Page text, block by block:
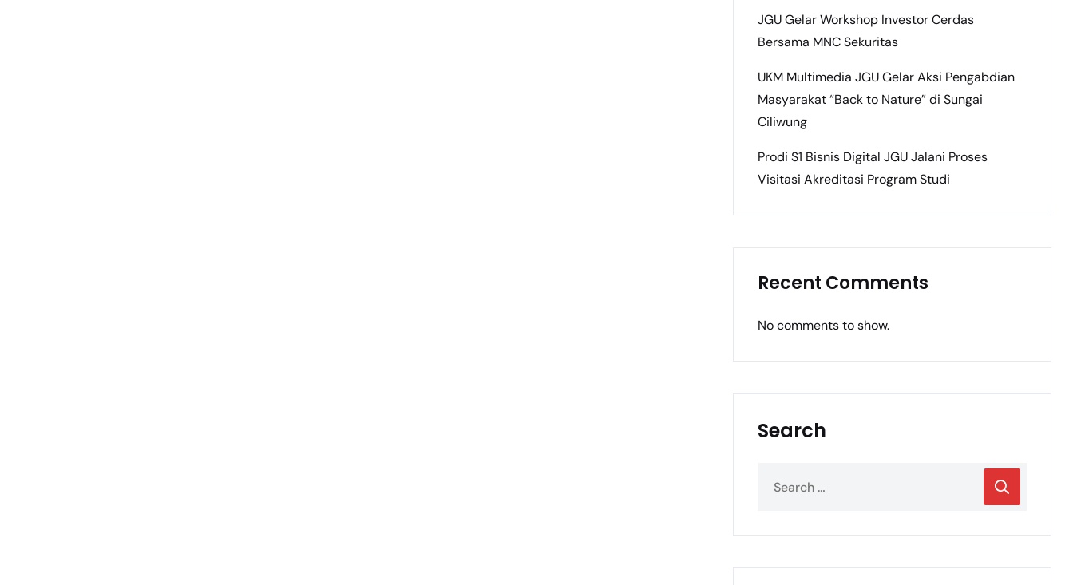
JGU Gelar Workshop Investor Cerdas
Bersama MNC Sekuritas
UKM Multimedia JGU Gelar Aksi Pengabdian
Masyarakat “Back to Nature” di Sungai
Ciliwung
Prodi S1 Bisnis Digital JGU Jalani Proses
Visitasi Akreditasi Program Studi
Recent Comments
No comments to show.
Search